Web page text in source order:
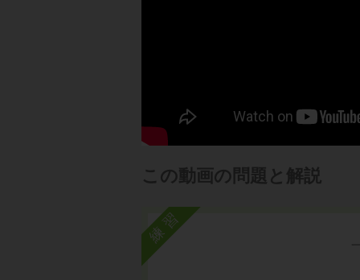
この動画の問題と解説
練習